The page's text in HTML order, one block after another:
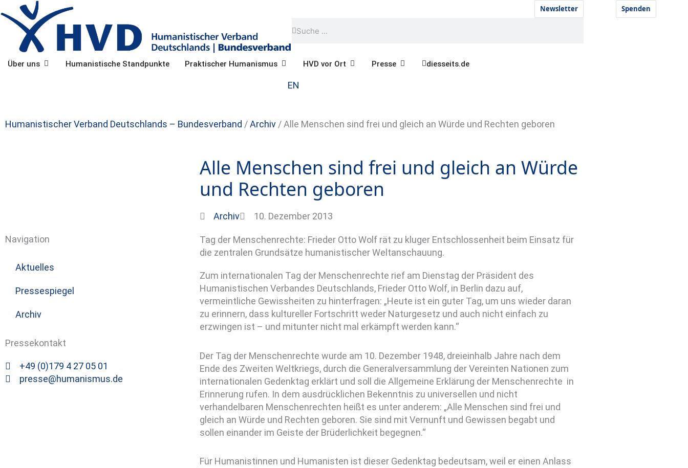
Inhalt
springen
Spenden
Newsletter
Über uns Öffne Über uns
Humanistische Standpunkte Praktischer Humanismus Öffne Praktischer Humanismus
HVD vor Ort Öffne HVD vor Ort
Presse Öffne Pressediesseits.de
EN
Humanistischer Verband Deutschlands – Bundesverband /Archiv / Alle Menschen sind frei und gleich an Würde und Rechten geboren
Alle Menschen sind frei und gleich an Würde
und Rechten geboren
Archiv 10. Dezember 2013
Navigation
Aktuelles
Pressespiegel
Archiv
Pressekontakt
+49 (0)179 4 27 05 01
presse@humanismus.de
Tag der Menschenrechte: Frieder Otto Wolf rät zu kluger Entschlossenheit beim Einsatz für
die zentralen Grundsätze humanistischer Weltanschauung.
Zum internationalen Tag der Menschenrechte rief am Dienstag der Präsident des
Humanistischen Verbandes Deutschlands, Frieder Otto Wolf, in Berlin dazu auf,
vermeintliche Gewissheiten zu hinterfragen: „Heute ist ein guter Tag, um uns wieder daran
zu erinnern, dass kultureller Fortschritt weder Naturgesetz und auch nicht einfach zu
erzwingen ist – und mitunter nicht mal erkämpft werden kann.“
Der Tag der Menschenrechte wurde am 10. Dezember 1948, dreieinhalb Jahre nach dem
Ende des Zweiten Weltkriegs, durch die Generalversammlung der Vereinten Nationen zum
internationalen Gedenktag erklärt und soll die Allgemeine Erklärung der Menschenrechte in
Erinnerung rufen. In dem ausdrücklichen Bekenntnis zu universellen und nicht
verhandelbaren Menschenrechten heißt es unter anderem: „Alle Menschen sind frei und
gleich an Würde und Rechten geboren. Sie sind mit Vernunft und Gewissen begabt und
sollen einander im Geiste der Brüderlichkeit begegnen.“
Für Humanistinnen und Humanisten ist dieser Gedenktag bedeutsam, weil er einen Anlass